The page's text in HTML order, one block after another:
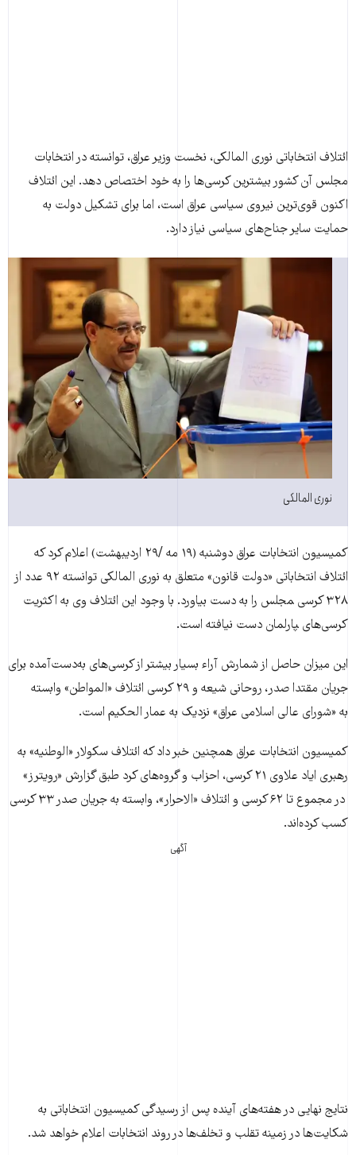
ائتلاف انتخاباتی نوری المالکی، نخست وزیر عراق، توانسته در انتخابات
مجلس آن کشور بیشترین کرسی‌ها را به خود اختصاص دهد. این ائتلاف
اکنون قوی‌ترین نیروی سیاسی عراق است، اما برای تشکیل دولت به
حمایت سایر جناح‌های سیاسی نیاز دارد.
نوری المالکی
کمیسیون انتخابات عراق دوشنبه (۱۹ مه /۲۹ اردیبهشت) اعلام کرد که
ائتلاف انتخاباتی «دولت قانون» متعلق به نوری المالکی توانسته ۹۲ عدد از
۳۲۸ کرسی ‍مجلس را به دست بیاورد. با وجود این ائتلاف وی به اکثریت
کرسی‌های ‍‍پارلمان دست نیافته است.
این میزان حاصل از شمارش آراء بسیار بیشتر از کرسی‌های به‌دست‌آمده برای
جریان مقتدا صدر، روحانی شیعه و ۲۹ کرسی ائتلاف «المواطن» وابسته
به «شورای عالی اسلامی عراق» نزدیک به عمار الحکیم است.
کمیسیون انتخابات عراق همچنین خبر داد که ائتلاف سکولار «الوطنیه» به
رهبری ایاد علاوی ۲۱ کرسی، احزاب و گروه‌های کرد طبق گزارش «رویترز»
در مجموع تا ۶۲ کرسی و ائتلاف «الاحرار»، وابسته به جریان صدر ۳۳ کرسی
کسب کرده‌‌اند.
آگهی
نتایج نهایی در هفته‌های آینده پس از رسیدگی کمیسیون انتخاباتی به
شکایت‌ها در زمینه تقلب و تخلف‌ها در روند انتخابات اعلام خواهد شد.